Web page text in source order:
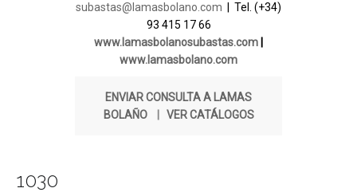
subastas@lamasbolano.com | Tel. (+34)
93 415 17 66
www.lamasbolanosubastas.com
www.lamasbolano.com
ENVIAR CONSULTA A LAMAS
BOLAÑO| VER CATÁLOGOS
1030